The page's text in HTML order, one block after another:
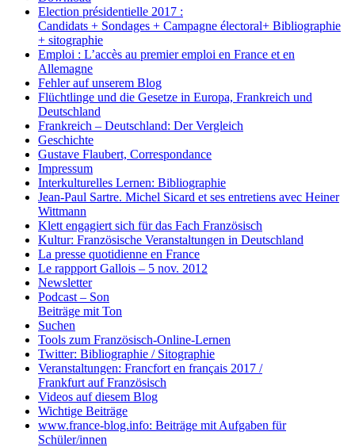
Election présidentielle 2017 :
Candidats + Sondages + Campagne électoral+ Bibliographie
+ sitographie
Emploi : L’accès au premier emploi en France et en
Allemagne
Fehler auf unserem Blog
Flüchtlinge und die Gesetze in Europa, Frankreich und
Deutschland
Frankreich – Deutschland: Der Vergleich
Geschichte
Gustave Flaubert, Correspondance
Impressum
Interkulturelles Lernen: Bibliographie
Jean-Paul Sartre. Michel Sicard et ses entretiens avec Heiner
Wittmann
Klett engagiert sich für das Fach Französisch
Kultur: Französische Veranstaltungen in Deutschland
La presse quotidienne en France
Le rappport Gallois – 5 nov. 2012
Newsletter
Podcast – Son
Beiträge mit Ton
Suchen
Tools zum Französisch-Online-Lernen
Twitter: Bibliographie / Sitographie
Veranstaltungen: Francfort en français 2017 /
Frankfurt auf Französisch
Videos auf diesem Blog
Wichtige Beiträge
www.france-blog.info: Beiträge mit Aufgaben für
Schüler/innen